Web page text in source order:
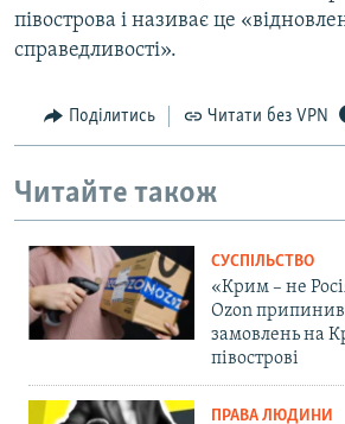
півострова і називає це
справедливості».
Поділитись Читати без VPN
Читайте також
СУСПІЛЬСТВО
«Крим – не
Ozon
замовлень на
півострові
ПРАВА ЛЮДИНИ